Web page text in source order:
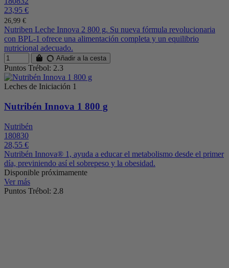
23,95 €
26,99 €
Nutriben Leche Innova 2 800 g. Su nueva fórmula revolucionaria
con BPL-1 ofrece una alimentación completa y un equilibrio
nutricional adecuado.
Añadir a la cesta
Puntos Trébol: 2.3
Leches de Iniciación 1
Nutribén Innova 1 800 g
Nutribén
180830
28,55 €
Nutribén Innova® 1, ayuda a educar el metabolismo desde el primer
día, previniendo así el sobrepeso y la obesidad.
Disponible próximamente
Ver más
Puntos Trébol: 2.8